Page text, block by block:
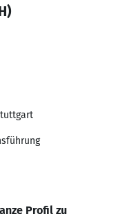
Profil zu